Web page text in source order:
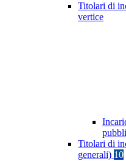
Titolari di
vertice
Titolari di
generali) 10